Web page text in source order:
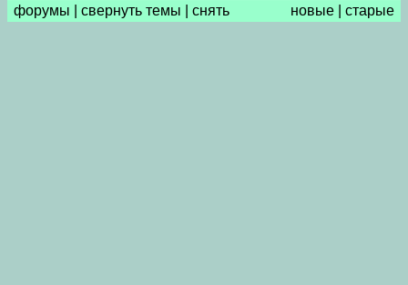
форумы
свернуть темы снять новые старые